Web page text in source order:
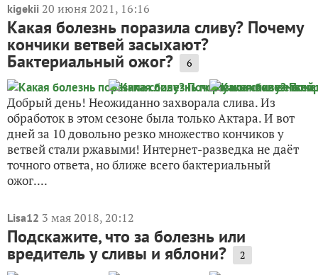
kigekii 20 июня 2021, 16:16
Какая болезнь поразила сливу? Почему
кончики ветвей засыхают?
Бактериальный ожог? 6
Добрый день! Неожиданно захворала слива. Из
обработок в этом сезоне была только Актара. И вот
дней за 10 довольно резко множество кончиков у
ветвей стали ржавыми! Интернет-разведка не даёт
точного ответа, но ближе всего бактериальный
ожог....
Lisa12 3 мая 2018, 20:12
Подскажите, что за болезнь или
вредитель у сливы и яблони? 2